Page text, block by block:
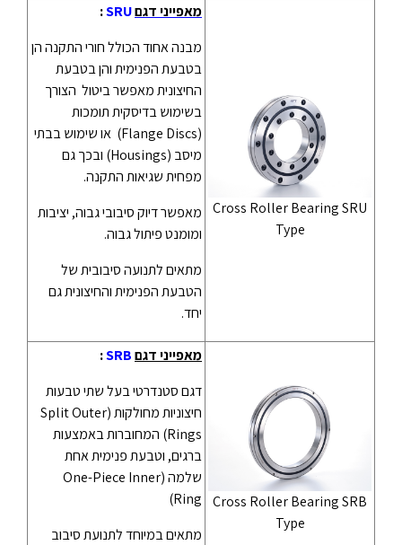
Cross Roller Bearing SRU
Type
מאפייני דגם
:
מבנה אחוד הכולל חורי התקנה הן
בטבעת הפנימית והן בטבעת
החיצונית מאפשר ביטול הצורך
בשימוש בדיסקית תומכות
(Flange Discs) או שימוש בבתי
מיסב (Housings) ובכך גם
מפחית שגיאות התקנה.
מאפשר דיוק סיבובי גבוה, יציבות
ומומנט פיתול גבוה.
מתאים לתנועה סיבובית של
הטבעת הפנימית והחיצונית גם
יחד.
Cross Roller Bearing SRB
Type
מאפייני דגם
:
דגם סטנדרטי בעל שתי טבעות
חיצוניות מחולקות (Split Outer
Rings) המחוברות באמצעות
ברגים, וטבעת פנימית אחת
שלמה (One-Piece Inner
Ring)
מתאים במיוחד לתנועת סיבוב